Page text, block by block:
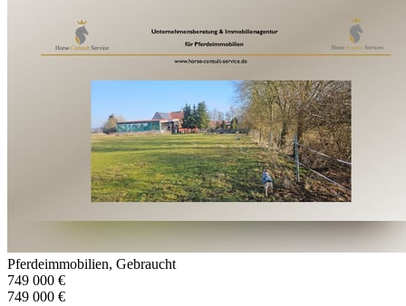
Pferdeimmobilien, Gebraucht
749 000 €
749 000 €